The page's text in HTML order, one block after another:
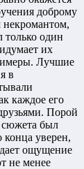
доброму
некромантом,
только один
их
Лучшие
в
каждое его
Порой
сюжета был
уверен,
ощущение
не менее